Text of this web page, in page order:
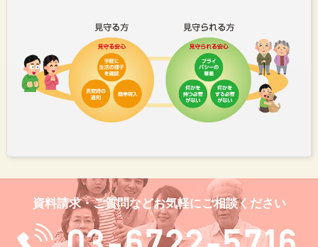
資料請求・ご質問などお気軽にご相談ください